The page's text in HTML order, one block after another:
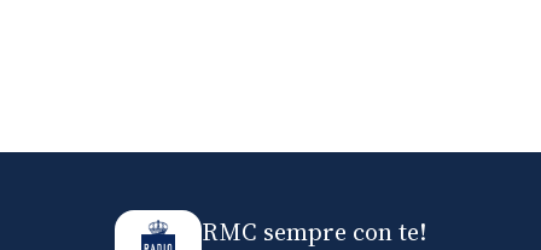
RMC sempre con te!